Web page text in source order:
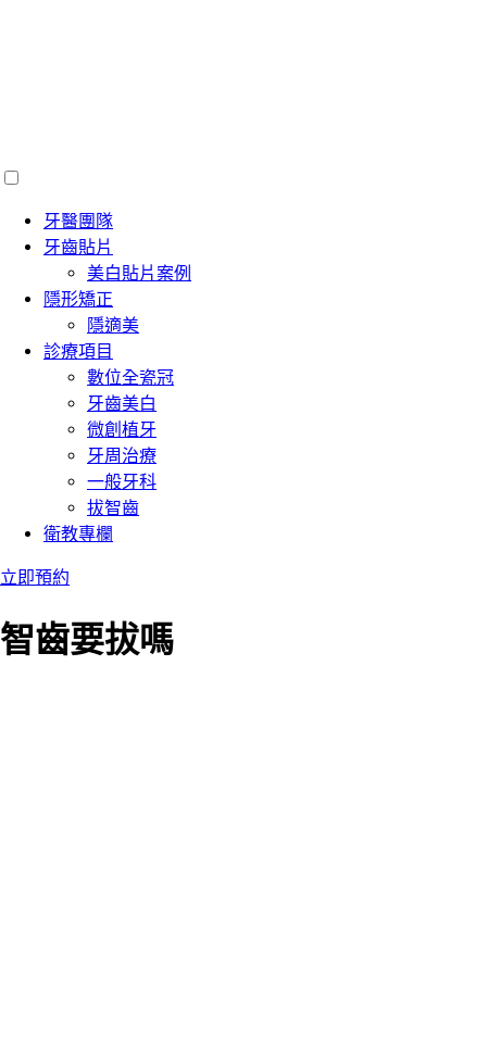
牙醫團隊
牙齒貼片
美白貼片案例
隱形矯正
隱適美
診療項目
數位全瓷冠
牙齒美白
微創植牙
牙周治療
一般牙科
拔智齒
衛教專欄
立即預約
智齒要拔嗎